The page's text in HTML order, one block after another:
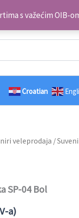
s važećim OIB-
Croatian
veleprodaja /
SP-04 Bol
a)